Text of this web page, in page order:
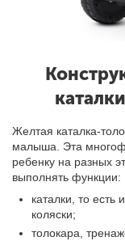
Желтая каталка-
малыша. Эта
ребенку на разных
выполнять функции:
каталки, то есть
коляски;
толокара,